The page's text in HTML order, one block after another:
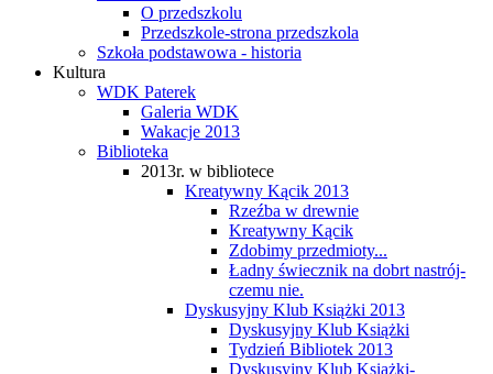
O przedszkolu
Przedszkole-strona przedszkola
Szkoła podstawowa - historia
Kultura
WDK Paterek
Galeria WDK
Wakacje 2013
Biblioteka
2013r. w bibliotece
Kreatywny Kącik 2013
Rzeźba w drewnie
Kreatywny Kącik
Zdobimy przedmioty...
Ładny świecznik na dobrt nastrój-
czemu nie.
Dyskusyjny Klub Książki 2013
Dyskusyjny Klub Książki
Tydzień Bibliotek 2013
Dyskusyjny Klub Książki-